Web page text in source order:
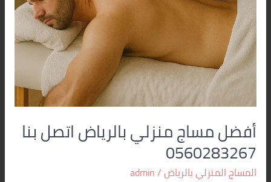
أفضل مساج منزلي بالرياض اتصل بنا
0560283267
المساج المنزلي بالرياض/
admin